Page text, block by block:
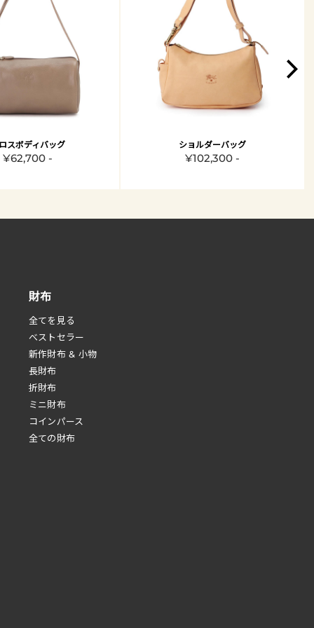
スボディバッグ
¥62,700 -
ショルダーバッグ
¥102,300 -
財布
全てを見る
べストセラー
新作財布 & 小物
長財布
折財布
ミニ財布
コインパース
全ての財布